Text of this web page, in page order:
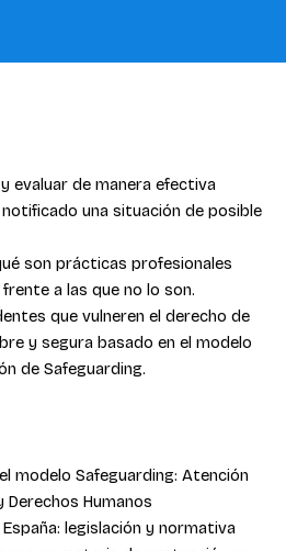
evaluar de manera efectiva
una situación de posible
son prácticas profesionales
a las que no lo son.
que vulneren el derecho de
y segura basado en el modelo
de Safeguarding.
modelo Safeguarding: Atención
Derechos Humanos
legislación y normativa